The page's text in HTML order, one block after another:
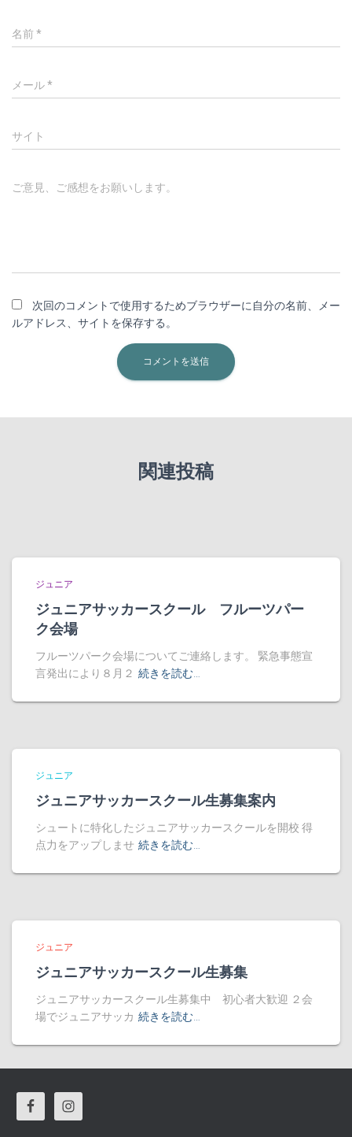
名前*
メール*
サイト
ご意見、ご感想をお願いします。
次回のコメントで使用するためブラウザーに自分の名前、メー
ルアドレス、サイトを保存する。
関連投稿
ジュニア
ジュニアサッカースクール フルーツパー
ク会場
フルーツパーク会場についてご連絡します。 緊急事態宣
言発出により８月２ 続きを読む…
ジュニア
ジュニアサッカースクール生募集案内
シュートに特化したジュニアサッカースクールを開校 得
点力をアップしませ 続きを読む…
ジュニア
ジュニアサッカースクール生募集
ジュニアサッカースクール生募集中 初心者大歓迎 ２会
場でジュニアサッカ 続きを読む…